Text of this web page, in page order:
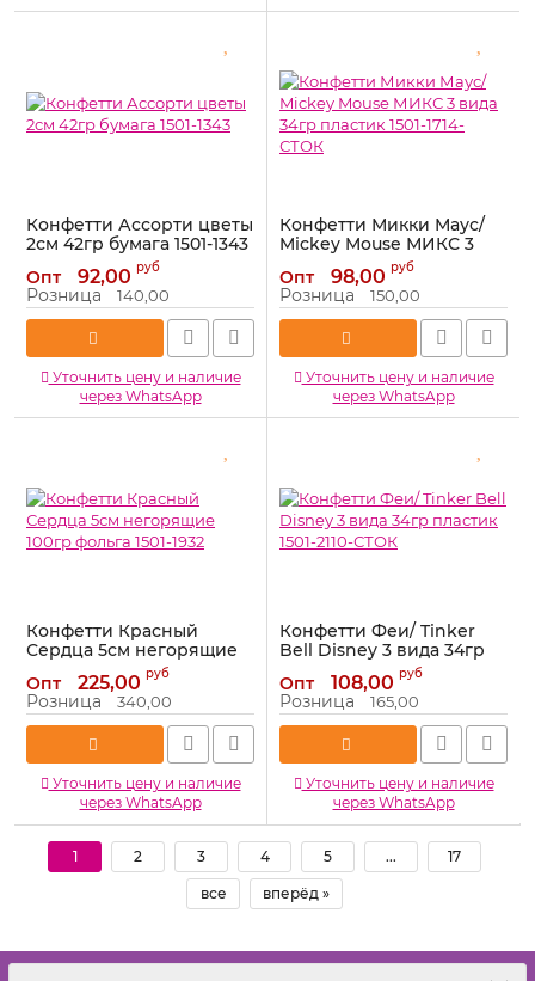
Конфетти Ассорти цветы
2см 42гр бумага 1501-1343
Артикул: 1501-1343
Опт 92,00 руб
Розница 140,00
Уточнить цену и наличие
через WhatsApp
Конфетти Микки Маус/
Mickey Mouse МИКС 3
вида 34гр пластик 1501-
1714-СТОК
Артикул: 1501-1714-СТОК
Опт 98,00 руб
Розница 150,00
Уточнить цену и наличие
через WhatsApp
Конфетти Красный
Сердца 5см негорящие
100гр фольга 1501-1932
Артикул: 1501-1932
Опт 225,00 руб
Розница 340,00
Уточнить цену и наличие
через WhatsApp
Конфетти Феи/ Tinker
Bell Disney 3 вида 34гр
пластик 1501-2110-СТОК
Артикул: 1501-2110-СТОК
Опт 108,00 руб
Розница 165,00
Уточнить цену и наличие
через WhatsApp
1 2 3 4 5 ... 17
все вперёд »